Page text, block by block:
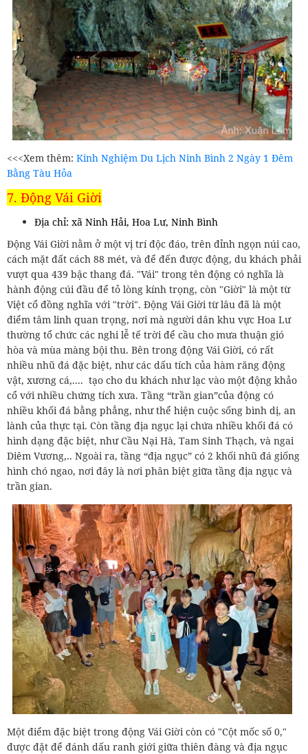
<<<Xem thêm: Kinh Nghiệm Du Lịch Ninh Bình 2 Ngày 1 Đêm
Bằng Tàu Hỏa
7. Động Vái Giời
Địa chỉ: xã Ninh Hải, Hoa Lư, Ninh Bình
Động Vái Giời nằm ở một vị trí độc đáo, trên đỉnh ngọn núi cao,
cách mặt đất cách 88 mét, và để đến được động, du khách phải
vượt qua 439 bậc thang đá. "Vái" trong tên động có nghĩa là
hành động cúi đầu để tỏ lòng kính trọng, còn "Giời" là một từ
Việt cổ đồng nghĩa với "trời". Động Vái Giời từ lâu đã là một
điểm tâm linh quan trọng, nơi mà người dân khu vực Hoa Lư
thường tổ chức các nghi lễ tế trời để cầu cho mưa thuận gió
hòa và mùa màng bội thu. Bên trong động Vái Giời, có rất
nhiều nhũ đá đặc biệt, như các dấu tích của hàm răng động
vật, xương cá,.... tạo cho du khách như lạc vào một động khảo
cổ với nhiều chứng tích xưa. Tầng “trần gian”của động có
nhiều khối đá bằng phẳng, như thể hiện cuộc sống bình dị, an
lành của thực tại. Còn tầng địa ngục lại chứa nhiều khối đá có
hình dạng đặc biệt, như Cầu Nại Hà, Tam Sinh Thạch, và ngai
Diêm Vương,.. Ngoài ra, tầng “địa ngục” có 2 khối nhũ đá giống
hình chó ngao, nơi đây là nơi phân biệt giữa tầng địa ngục và
trần gian.
Một điểm đặc biệt trong động Vái Giời còn có "Cột mốc số 0,"
được đặt để đánh dấu ranh giới giữa thiên đàng và địa ngục